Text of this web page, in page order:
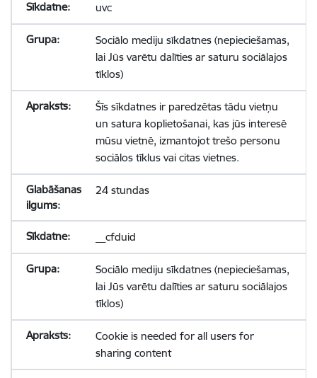
uvc
Sociālo mediju sīkdatnes (nepieciešamas,
lai Jūs varētu dalīties ar saturu sociālajos
tīklos)
Šīs sīkdatnes ir paredzētas tādu vietņu
un satura koplietošanai, kas jūs interesē
mūsu vietnē, izmantojot trešo personu
sociālos tīklus vai citas vietnes.
24 stundas
__cfduid
Sociālo mediju sīkdatnes (nepieciešamas,
lai Jūs varētu dalīties ar saturu sociālajos
tīklos)
Cookie is needed for all users for
sharing content